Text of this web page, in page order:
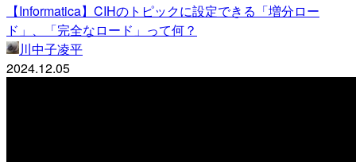
【Informatica】CIHのトピックに設定できる「増分ロー
ド」、「完全なロード」って何？
川中子凌平
2024.12.05